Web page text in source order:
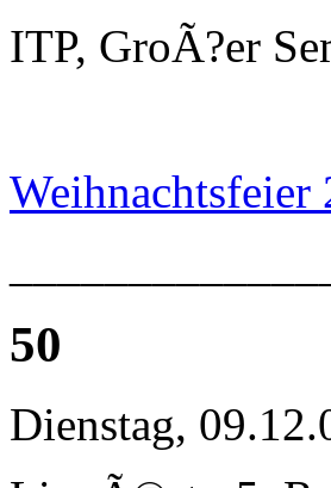
ITP, GroÃ?er
Weihnachtsfeier
50
Dienstag,